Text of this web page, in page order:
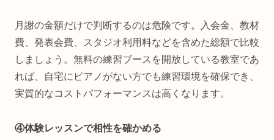
月謝の金額だけで判断するのは危険です。入会金、教材
費、発表会費、スタジオ利用料などを含めた総額で比較
しましょう。無料の練習ブースを開放している教室であ
れば、自宅にピアノがない方でも練習環境を確保でき、
実質的なコストパフォーマンスは高くなります。
④体験レッスンで相性を確かめる